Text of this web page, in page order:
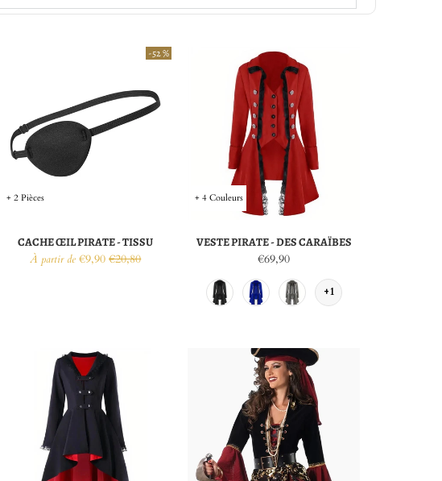
+ 2 Pièces
-52 %
CACHE ŒIL PIRATE - TISSU
À partir de €9,90 €20,80
+ 4 Couleurs
VESTE PIRATE - DES CARAÏBES
€69,90
+1